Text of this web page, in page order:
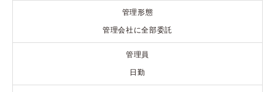
管理形態
管理会社に全部委託
管理員
日勤